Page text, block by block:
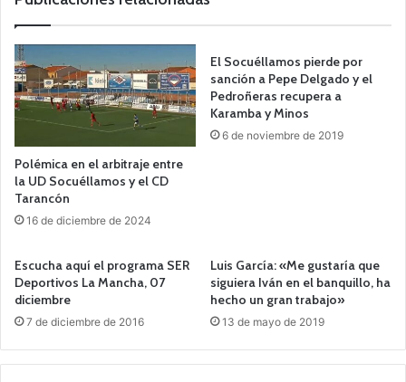
Polémica en el arbitraje entre
la UD Socuéllamos y el CD
Tarancón
16 de diciembre de 2024
El Socuéllamos pierde por
sanción a Pepe Delgado y el
Pedroñeras recupera a
Karamba y Minos
6 de noviembre de 2019
Escucha aquí el programa SER
Deportivos La Mancha, 07
diciembre
7 de diciembre de 2016
Luis García: «Me gustaría que
siguiera Iván en el banquillo, ha
hecho un gran trabajo»
13 de mayo de 2019